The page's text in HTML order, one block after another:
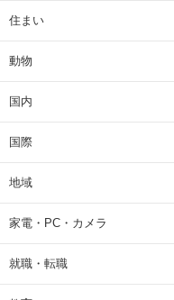
住まい
動物
国内
国際
地域
家電・PC・カメラ
就職・転職